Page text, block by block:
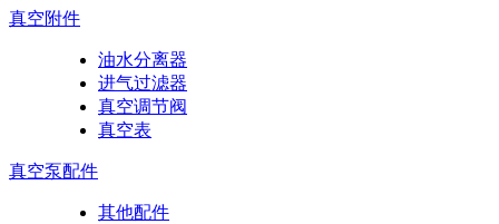
真空附件
油水分离器
进气过滤器
真空调节阀
真空表
真空泵配件
其他配件